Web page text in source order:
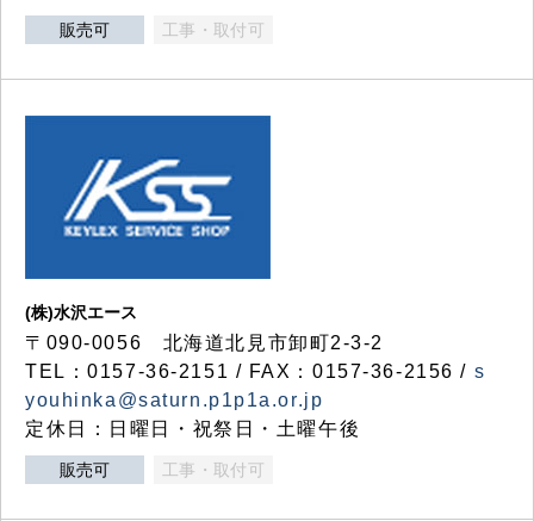
販売可 工事・取付可
(株)水沢エース
〒090-0056 北海道北見市卸町2-3-2
TEL：0157-36-2151 / FAX：0157-36-2156 / s
youhinka@saturn.p1p1a.or.jp
定休日：日曜日・祝祭日・土曜午後
販売可 工事・取付可